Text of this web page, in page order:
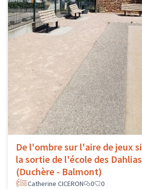
De l'ombre sur l'aire de jeux
la sortie de l'école des Dahlias
(Duchère - Balmont)
Catherine CICERON 0 0